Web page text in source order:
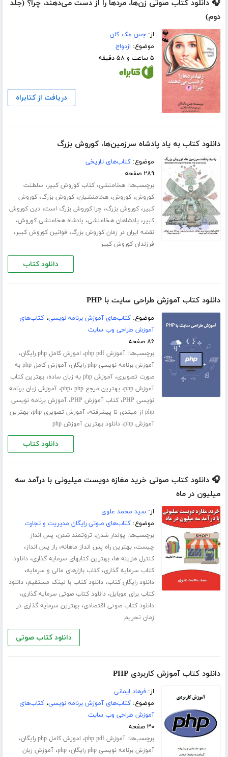
🎧 دانلود کتاب صوتی زن‌ها، مردها را از دست می‌دهند، چرا؟ (جلد
دوم)
از:جس مک کان
موضوع: ازدواج
۵ ساعت و ۵۸ دقیقه
دریافت از کتابراه
دانلود کتاب به یاد پادشاه سرزمین‌ها، کوروش بزرگ
موضوع:کتاب‌های تاریخی
۲۸۹ صفحه
برچسب‌ها:هخامنشی،کتاب کوروش کبیر، سلطنت
کوروش،کوروش،هخامنشیان،کوروش بزرگ،کوروش
کبیر،کوروش بزرگ، چرا کوروش بزرگ است،دین کوروش
کبیر، پادشاهان هخامنشی، پادشاه هخامنشی کوروش،
نقشه ایران در زمان کوروش بزرگ، قوانین کوروش کبیر،
فرزندان کوروش کبیر
دانلود کتاب
دانلود کتاب آموزش طراحی سایت با PHP
موضوع:کتاب‌های آموزش برنامه نویسی،کتاب‌های
آموزش طراحی وب سایت
۸۶ صفحه
برچسب‌ها:آموزش php pdf ، اموزش کامل php رایگان ،
آموزش برنامه نویسی php رایگان ،
آموزش کامل php به
صورت تصویری،آموزش php به زبان ساده ،بهترین کتاب
آموزش php
،بهترین مرجع php ، php ،آموزش زبان برنامه
نویسی PHP
،کتاب آموزش PHP ،آموزش برنامه نویسی
php از مبتدی تا پیشرفته
،آموزش تصویری php ،بهترین
آموزش php
،دانلود بهترین آموزش php
دانلود کتاب
🎧 دانلود کتاب صوتی خرید مغازه دویست میلیونی با درآمد سه
میلیون در ماه
از:سید محمد علوی
موضوع:کتاب‌های صوتی رایگان مدیریت و تجارت
برچسب‌ها: پولدار شدن، ثروتمند شدن، پس انداز
چیست،بهترین راه پس انداز ماهانه،راز پس انداز،
کنترل هزینه ها،بهترین کتابهای سرمایه گذاری،دانلود
کتاب سرمایه گذاری،کتاب بازارهای مالی و سرمایه،
دانلود رایگان کتاب،دانلود کتاب با لینک مستقیم،دانلود
کتاب برای موبایل،دانلود کتاب صوتی سرمایه گذاری،
دانلود کتاب صوتی اقتصادی،بهترین سرمایه گذاری در
زمان تحریم
دانلود کتاب صوتی
دانلود کتاب آموزش کاربردی PHP
از:فرهاد ایمانی
موضوع:کتاب‌های آموزش برنامه نویسی،کتاب‌های
آموزش طراحی وب سایت
۳۰ صفحه
برچسب‌ها:آموزش php pdf ، اموزش کامل php رایگان ،
آموزش برنامه نویسی php رایگان ،php،آموزش زبان